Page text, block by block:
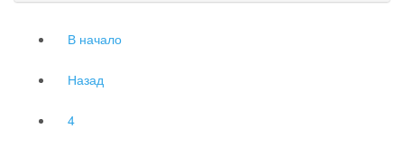
В начало
Назад
4